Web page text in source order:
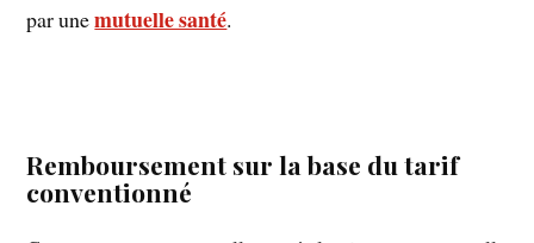
par unemutuelle santé.
Remboursement sur la base du tarif
conventionné